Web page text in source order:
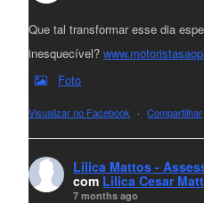
Que tal transformar esse dia
inesquecível?
Foto
Visualizar no Facebook · Compartilhar
Lilica Mattos -
com Lilica Cesar
7 months ago